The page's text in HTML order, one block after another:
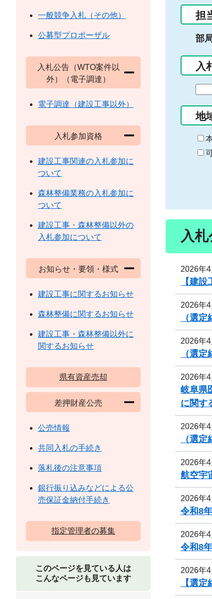
担
部
入
の
始
ま
り
地
入
2026年
【建
2026年
（選
2026年
（選
2026年
岐阜県
に関す
2026年
（選
2026年
航空宇
2026年
令和8
2026年
令和8
2026年
【選
一般競争入札（その他）
公募型プロポーザル
入札公告（WTO案件以
外）（電子調達）
電子調達（建設工事以外）
入札参加資格
建設工事関連の入札参加に
ついて
森林整備業務の入札参加に
ついて
建設工事・森林整備以外の
入札参加について
お知らせ・要領・様式
建設工事に関するお知らせ
森林整備に関するお知らせ
建設工事・森林整備以外に
関するお知らせ
県有資産売却
差押財産公売
公売情報
共同入札の手続き
落札後の注意事項
銀行振り込みなどによる公
売保証金納付手続き
指定管理者の募集
このページを見ている人は
こんなページも見ています